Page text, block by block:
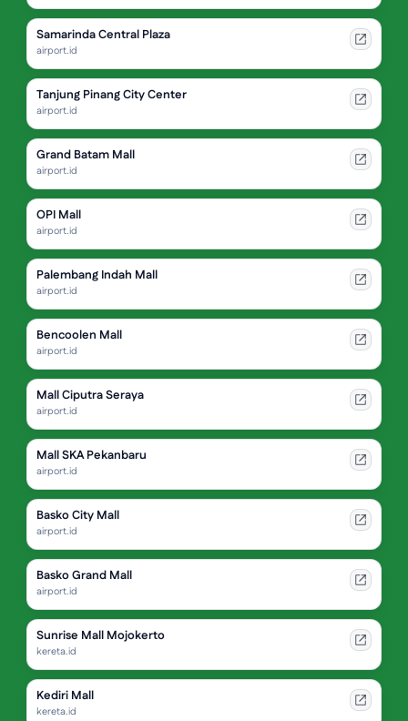
Samarinda Central Plaza
airport.id
Tanjung Pinang City Center
airport.id
Grand Batam Mall
airport.id
OPI Mall
airport.id
Palembang Indah Mall
airport.id
Bencoolen Mall
airport.id
Mall Ciputra Seraya
airport.id
Mall SKA Pekanbaru
airport.id
Basko City Mall
airport.id
Basko Grand Mall
airport.id
Sunrise Mall Mojokerto
kereta.id
Kediri Mall
kereta.id